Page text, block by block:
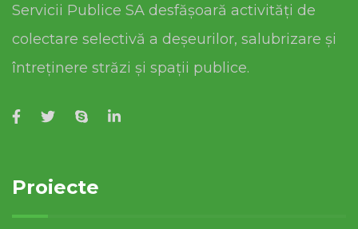
Servicii Publice SA desfășoară activități de
colectare selectivă a deșeurilor, salubrizare și
întreținere străzi și spații publice.
Proiecte